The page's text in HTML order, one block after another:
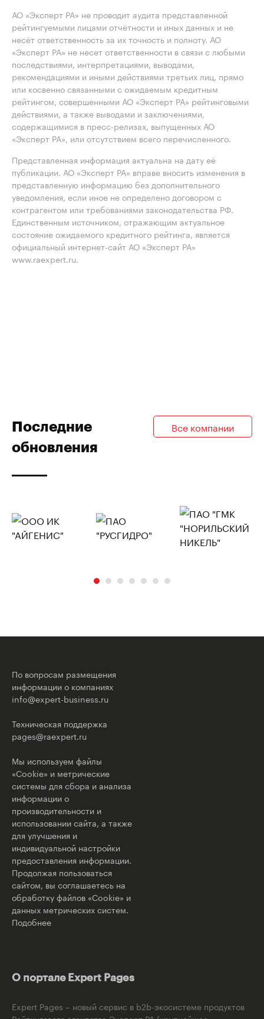
АО «Эксперт РА» не проводит аудита представленной
рейтингуемыми лицами отчётности и иных данных и не
несёт ответственность за их точность и полноту. АО
«Эксперт РА» не несет ответственности в связи с любыми
последствиями, интерпретациями, выводами,
рекомендациями и иными действиями третьих лиц, прямо
или косвенно связанными с ожидаемым кредитным
рейтингом, совершенными АО «Эксперт РА» рейтинговыми
действиями, а также выводами и заключениями,
содержащимися в пресс-релизах, выпущенных АО
«Эксперт РА», или отсутствием всего перечисленного.
Представленная информация актуальна на дату её
публикации. АО «Эксперт РА» вправе вносить изменения в
представленную информацию без дополнительного
уведомления, если иное не определено договором с
контрагентом или требованиями законодательства РФ.
Единственным источником, отражающим актуальное
состояние ожидаемого кредитного рейтинга, является
официальный интернет-сайт АО «Эксперт РА»
www.raexpert.ru.
Последние
обновления
Все компании
По вопросам размещения
информации о компаниях
info@expert-business.ru
Техническая поддержка
pages@raexpert.ru
Мы используем файлы
«Cookie» и метрические
системы для сбора и анализа
информации о
производительности и
использовании сайта, а также
для улучшения и
индивидуальной настройки
предоставления информации.
Продолжая пользоваться
сайтом, вы соглашаетесь на
обработку файлов «Cookie» и
данных метрических систем.
Подобнее
О портале Expert Pages
Expert Pages – новый сервис в b2b-экосистеме продуктов